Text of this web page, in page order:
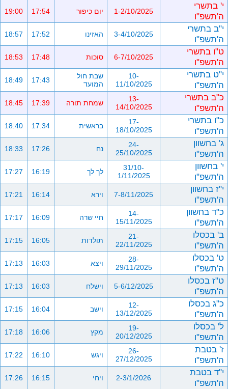
י' בתשרי
ה'תשפ"ו
1-2/10/2025 יום כיפור 17:54
19:00
י"ב בתשרי
ה'תשפ"ו
3-4/10/2025 האזינו 17:52
18:57
ט"ו בתשרי
ה'תשפ"ו
6-7/10/2025 סוכות 17:48
18:53
י"ט בתשרי
ה'תשפ"ו
10-
11/10/2025
שבת חול
המועד
17:43
18:49
כ"ב בתשרי
ה'תשפ"ו
13-
14/10/2025
שמחת תורה 17:39
18:45
כ"ו בתשרי
ה'תשפ"ו
17-
18/10/2025
בראשית 17:34
18:40
ג' בחשוון
ה'תשפ"ו
24-
25/10/2025
נח 17:26
18:33
י' בחשוון
ה'תשפ"ו
31/10-
1/11/2025
לך לך 16:19
17:27
י"ז בחשוון
ה'תשפ"ו
7-8/11/2025 וירא 16:14
17:21
כ"ד בחשוון
ה'תשפ"ו
14-
15/11/2025
חיי שרה 16:09
17:17
ב' בכסלו
ה'תשפ"ו
21-
22/11/2025
תולדות 16:05
17:15
ט' בכסלו
ה'תשפ"ו
28-
29/11/2025
ויצא 16:03
17:13
ט"ז בכסלו
ה'תשפ"ו
5-6/12/2025 וישלח 16:03
17:13
כ"ג בכסלו
ה'תשפ"ו
12-
13/12/2025
וישב 16:04
17:15
ל' בכסלו
ה'תשפ"ו
19-
20/12/2025
מקץ 16:06
17:18
ז' בטבת
ה'תשפ"ו
26-
27/12/2025
ויגש 16:10
17:22
י"ד בטבת
ה'תשפ"ו
2-3/1/2026 ויחי 16:15
17:26